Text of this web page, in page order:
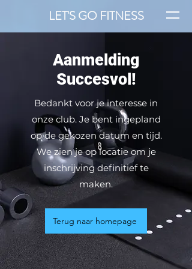
LET'S GO FITNESS
Aanmelding
Succesvol!
Bedankt voor je interesse in
onze club. Je bent ingepland
op de gekozen datum en tijd.
We zien je op locatie om je
inschrijving definitief te
maken.
Terug naar homepage